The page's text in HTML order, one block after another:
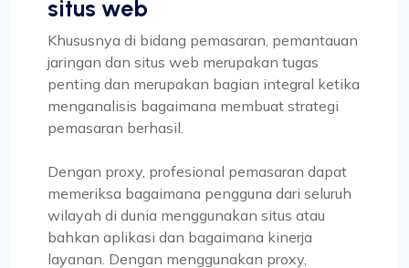
situs web
Khususnya di bidang pemasaran, pemantauan
jaringan dan situs web merupakan tugas
penting dan merupakan bagian integral ketika
menganalisis bagaimana membuat strategi
pemasaran berhasil.
Dengan proxy, profesional pemasaran dapat
memeriksa bagaimana pengguna dari seluruh
wilayah di dunia menggunakan situs atau
bahkan aplikasi dan bagaimana kinerja
layanan. Dengan menggunakan proxy,